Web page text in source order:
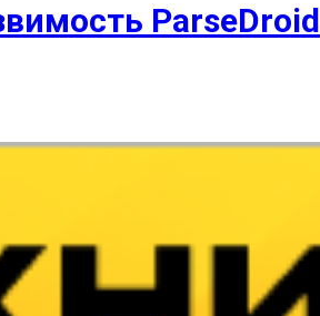
ParseDroid